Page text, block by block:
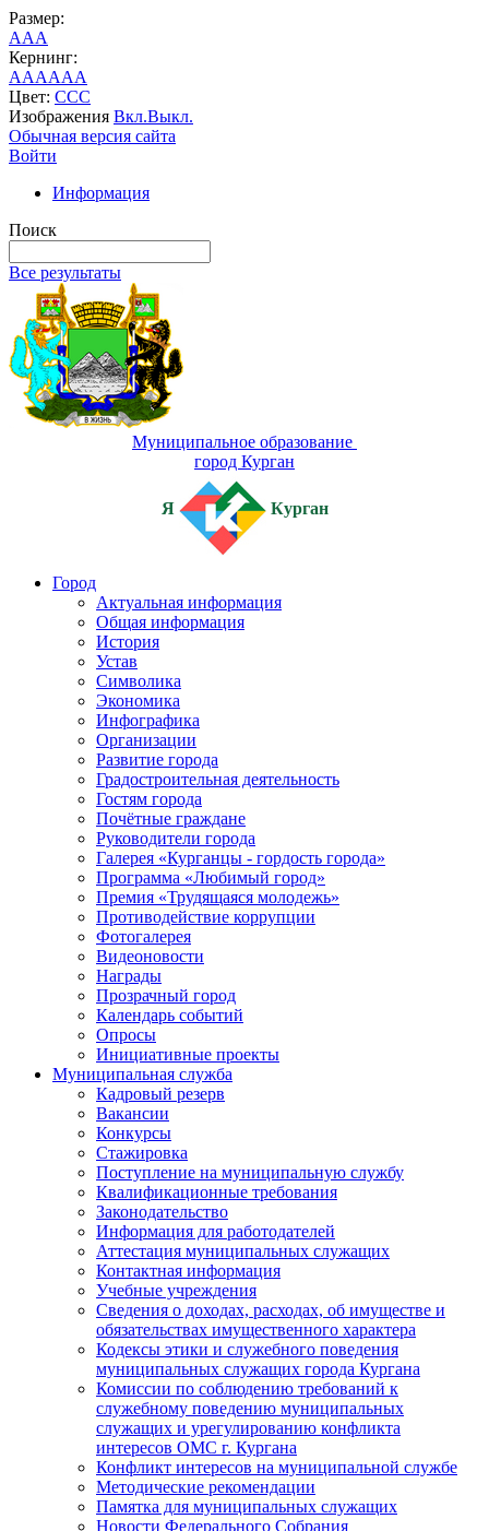
Размер:
AAA
Кернинг:
AAAAAA
Цвет: CCC
Изображения Вкл.Выкл.
Обычная версия сайта
Войти
Информация
Поиск
Все результаты
Муниципальное образование
город Курган
Я Курган
Город
Актуальная информация
Общая информация
История
Устав
Символика
Экономика
Инфографика
Организации
Развитие города
Градостроительная деятельность
Гостям города
Почётные граждане
Руководители города
Галерея «Курганцы - гордость города»
Программа «Любимый город»
Премия «Трудящаяся молодежь»
Противодействие коррупции
Фотогалерея
Видеоновости
Награды
Прозрачный город
Календарь событий
Опросы
Инициативные проекты
Муниципальная служба
Кадровый резерв
Вакансии
Конкурсы
Стажировка
Поступление на муниципальную службу
Квалификационные требования
Законодательство
Информация для работодателей
Аттестация муниципальных служащих
Контактная информация
Учебные учреждения
Сведения о доходах, расходах, об имуществе и
обязательствах имущественного характера
Кодексы этики и служебного поведения
муниципальных служащих города Кургана
Комиссии по соблюдению требований к
служебному поведению муниципальных
служащих и урегулированию конфликта
интересов ОМС г. Кургана
Конфликт интересов на муниципальной службе
Методические рекомендации
Памятка для муниципальных служащих
Новости Федерального Cобрания